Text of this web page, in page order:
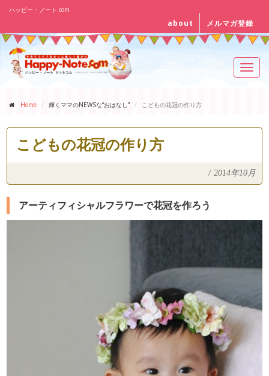
ハッピー・ノート.com
about メルマガ登録
Home 輝くママのNEWSな“おはなし” こどもの花冠の作り方
こどもの花冠の作り方
/ 2014年10月
アーティフィシャルフラワーで花冠を作ろう